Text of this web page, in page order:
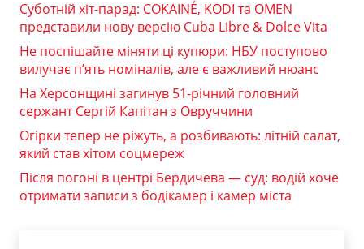
Суботній хіт-парад: COKAINÉ, KODI та OMEN
представили нову версію Cuba Libre & Dolce Vita
Не поспішайте міняти ці купюри: НБУ поступово
вилучає п’ять номіналів, але є важливий нюанс
На Херсонщині загинув 51-річний головний
сержант Сергій Капітан з Овруччини
Огірки тепер не ріжуть, а розбивають: літній салат,
який став хітом соцмереж
Після погоні в центрі Бердичева — суд: водій хоче
отримати записи з бодікамер і камер міста